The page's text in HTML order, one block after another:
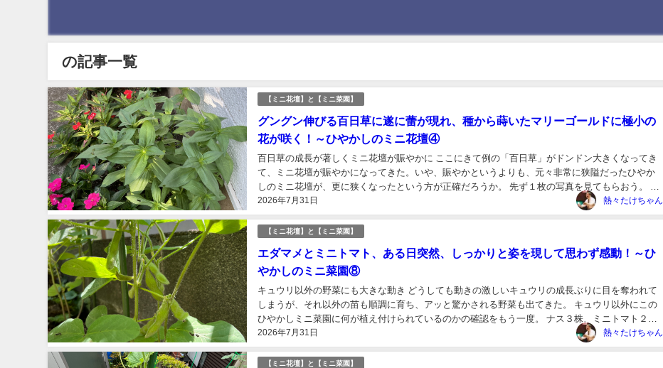
の記事一覧
【ミニ花壇】と【ミニ菜園】
グングン伸びる百日草に遂に蕾が現れ、種から蒔いたマリーゴールドに極小の
花が咲く！～ひやかしのミニ花壇④
2026年7月31日
百日草の成長が著しくミニ花壇が賑やかに ここにきて例の「百日草」がドンドン大きくなってき
て、ミニ花壇が賑やかになってきた。いや、賑やかというよりも、元々非常に狭隘だったひやか
しのミニ花壇が、更に狭くなったという方が正確だろうか。 先ず１枚の写真を見てもらおう。 ど
うだろうか。右側の非常にこんもりとスペースを占拠してい...
熱々たけちゃん
【ミニ花壇】と【ミニ菜園】
エダマメとミニトマト、ある日突然、しっかりと姿を現して思わず感動！～ひ
やかしのミニ菜園⑧
2026年7月31日
キュウリ以外の野菜にも大きな動き どうしても動きの激しいキュウリの成長ぶりに目を奪われて
しまうが、それ以外の苗も順調に育ち、アッと驚かされる野菜も出てきた。 キュウリ以外にこの
ひやかしミニ菜園に何が植え付けられているのかの確認をもう一度。 ナス３株、ミニトマト２
株、エダマメ３株、オクラ３株、ピーマン１株、そしてミョウガ...
熱々たけちゃん
【ミニ花壇】と【ミニ菜園】